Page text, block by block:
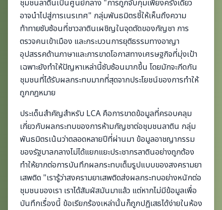
ชุมชนลาตินเป็นศูนย์กลาง "การถูกจับกุมเพียงครั้งเดียว
อาจนำไปสู่การเนรเทศ" กลุ่มพันธมิตรชี้ให้เห็นถึงความ
ท้าทายซับซ้อนที่ชาวลาตินเผชิญในจุดตัดของกัญชา การ
ตรวจคนเข้าเมือง และกระบวนการยุติธรรมทางอาญา
อุปสรรคด้านภาษาและการขาดโอกาสทางเศรษฐกิจที่มุ่งเป้า
เฉพาะยังทำให้ปัญหาเหล่านี้ซับซ้อนมากขึ้น โดยมักจะกีดกัน
ชุมชนที่ได้รับผลกระทบมากที่สุดจากประโยชน์ของการทำให้
ถูกกฎหมาย
ประเด็นสำคัญสำหรับ LCA คือการขาดข้อมูลที่ครอบคลุม
เกี่ยวกับผลกระทบของการห้ามกัญชาต่อชุมชนลาติน กลุ่ม
พันธมิตรเน้นว่าตลอดหลายปีที่ผ่านมา ข้อมูลอาชญากรรม
ของรัฐบาลกลางไม่ได้แยกแยะประชากรลาตินอย่างถูกต้อง
ทำให้ยากต่อการบันทึกผลกระทบเต็มรูปแบบของสงครามยา
เสพติด "เรารู้ว่าสงครามยาเสพติดส่งผลกระทบอย่างหนักต่อ
ชุมชนของเรา เราได้สัมผัสมันมาแล้ว แต่หากไม่มีข้อมูลเพื่อ
บันทึกเรื่องนี้ ข้อเรียกร้องเหล่านั้นก็ถูกปฏิเสธได้ง่ายในห้อง